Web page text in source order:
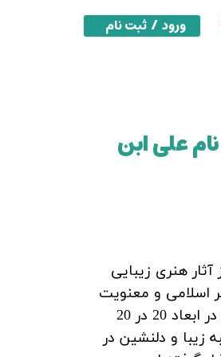
ورود/ثبت نام
خروج از حساب کاربری
علی ابن
هنری زیبایی
اسلامی و معنویت
را به نمایش بگذارد. کتیبه اصلی این تابلو در ابعاد 20 در 20
زیبا و دلنشین در